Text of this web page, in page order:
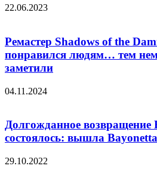
22.06.2023
Ремастер Shadows of the
понравился людям… тем
заметили
04.11.2024
Долгожданное возвращение
состоялось: вышла
29.10.2022